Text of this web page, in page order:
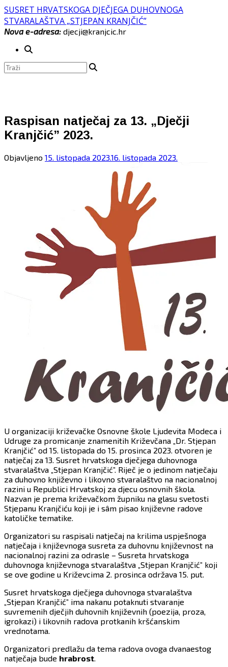
Skip
to
content
SUSRET HRVATSKOGA DJEČJEGA DUHOVNOGA
STVARALAŠTVA „STJEPAN KRANJČIĆ”
Nova e-adresa: djecji@kranjcic.hr
Raspisan natječaj za 13. „Dječji
Kranjčić” 2023.
Objavljeno 15. listopada 2023.16. listopada 2023.
U organizaciji križevačke Osnovne škole Ljudevita Modeca i
Udruge za promicanje znamenitih Križevčana „Dr. Stjepan
Kranjčić” od 15. listopada do 15. prosinca 2023. otvoren je
natječaj za 13. Susret hrvatskoga dječjega duhovnoga
stvaralaštva „Stjepan Kranjčić”. Riječ je o jedinom natječaju
za duhovno književno i likovno stvaralaštvo na nacionalnoj
razini u Republici Hrvatskoj za djecu osnovnih škola.
Nazvan je prema križevačkom župniku na glasu svetosti
Stjepanu Kranjčiću koji je i sâm pisao književne radove
katoličke tematike.
Organizatori su raspisali natječaj na krilima uspješnoga
natječaja i književnoga susreta za duhovnu književnost na
nacionalnoj razini za odrasle – Susreta hrvatskoga
duhovnoga književnoga stvaralaštva „Stjepan Kranjčić” koji
se ove godine u Križevcima 2. prosinca održava 15. put.
Susret hrvatskoga dječjega duhovnoga stvaralaštva
„Stjepan Kranjčić” ima nakanu potaknuti stvaranje
suvremenih dječjih duhovnih književnih (poezija, proza,
igrokazi) i likovnih radova protkanih kršćanskim
vrednotama.
Organizatori predlažu da tema radova ovoga dvanaestog
natječaja bude hrabrost.